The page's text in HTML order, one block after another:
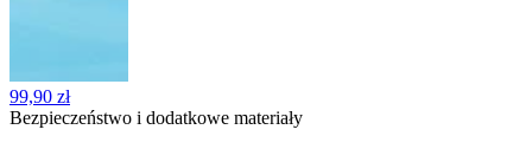
99,90 zł
Bezpieczeństwo i dodatkowe materiały